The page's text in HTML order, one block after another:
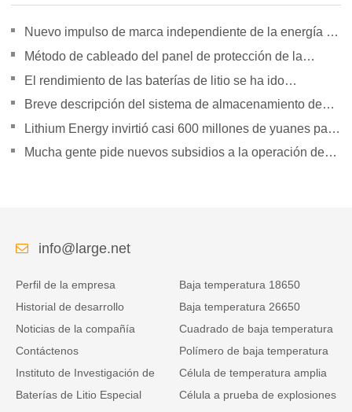
Nuevo impulso de marca independiente de la energía de
la orientación de política para duplicar su presión
Método de cableado del panel de protección de la
batería de litio
El rendimiento de las baterías de litio se ha ido
superando gradualmente
Breve descripción del sistema de almacenamiento de
energía Tesla Powerpack Large
Lithium Energy invirtió casi 600 millones de yuanes para
establecer subsidiarias
Mucha gente pide nuevos subsidios a la operación de
info@large.net
Perfil de la empresa
Historial de desarrollo
Noticias de la compañía
Contáctenos
Instituto de Investigación de
Baterías de Litio Especial
Baja temperatura 18650
Baja temperatura 26650
Cuadrado de baja temperatura
Polímero de baja temperatura
Célula de temperatura amplia
Célula a prueba de explosiones